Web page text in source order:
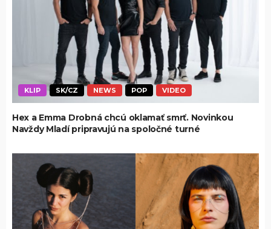
KLIP SK/CZ NEWS POP VIDEO
Hex a Emma Drobná chcú oklamať smrť. Novinkou
Navždy Mladí pripravujú na spoločné turné